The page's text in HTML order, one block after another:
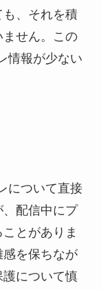
、それを積
せん。この
情報が少ない
について直接
配信中にプ
とがありま
を保ちなが
護について慎